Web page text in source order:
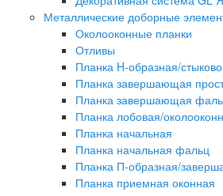
Металлические доборные
Околооконные планки
Отливы
Планка H-образная/
Планка завершающая
Планка завершающая
Планка лобовая/
Планка начальная
Планка начальная фальц
Планка П-образная/
Планка приемная оконная